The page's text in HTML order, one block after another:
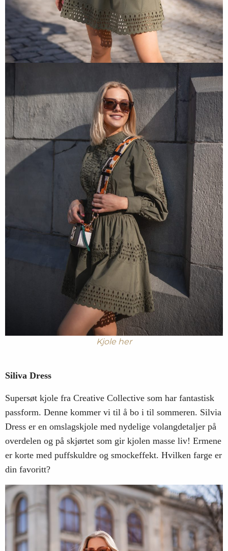
Kjole her
Siliva Dress
Supersøt kjole fra Creative Collective som har fantastisk
passform. Denne kommer vi til å bo i til sommeren. Silvia
Dress er en omslagskjole med nydelige volangdetaljer på
overdelen og på skjørtet som gir kjolen masse liv! Ermene
er korte med puffskuldre og smockeffekt. Hvilken farge er
din favoritt?